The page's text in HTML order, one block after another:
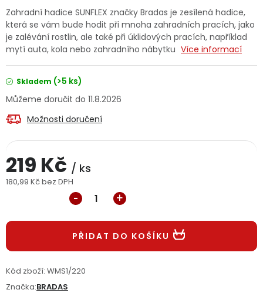
Značky
Jaký je aktuální stav mé objednávky?
Servis nářadí Hodnocení obchodu
Doprava a platba
PODPORA
Reklamační formulář Odstoupení ve lhůtě 14 dní
Obchodní podmínky
Zahradní hadice SUNFLEX značky Bradas je zesílená hadice,
která se vám bude hodit při mnoha zahradních pracích, jako
je zalévání rostlin, ale také při úklidových pracích, například
mytí auta, kola nebo zahradního nábytku Více informací
Skladem (>5 ks)
11.8.2026
Možnosti doručení
219 Kč / ks
180,99 Kč bez DPH
PŘIDAT DO KOŠÍKU
Kód zboží: WMS1/220
Značka:BRADAS